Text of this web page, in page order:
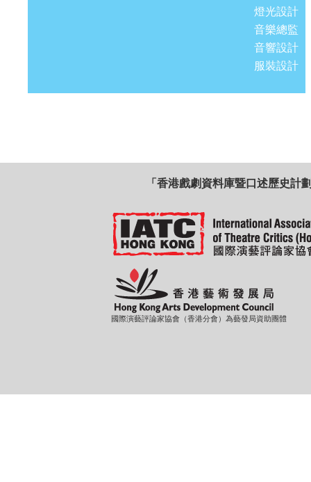
燈光設計
音樂總監
音響設計
服裝設計
「香港戲劇資料庫暨口述歷史計
國際演藝評論家協會（香港分會）為藝發局資助團體